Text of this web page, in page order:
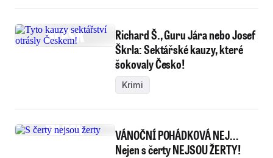
Richard Š., Guru Jára nebo Josef
Škrla: Sektářské kauzy, které
šokovaly Česko!
Krimi
VÁNOČNÍ POHÁDKOVÁ NEJ...
Nejen s čerty NEJSOU ŽERTY!